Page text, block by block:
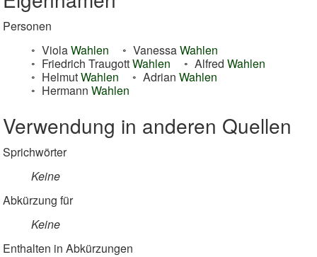
Personen
ViolaWahlen VanessaWahlen
Friedrich TraugottWahlen Alfred Wahlen
HelmutWahlen Adrian Wahlen
Hermann Wahlen
Verwendung in anderen Quellen
Sprichwörter
Keine
Abkürzung für
Keine
Enthalten in Abkürzungen